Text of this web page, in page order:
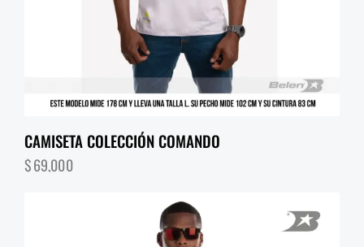
CAMISETA COLECCIÓN COMANDO
$69,000